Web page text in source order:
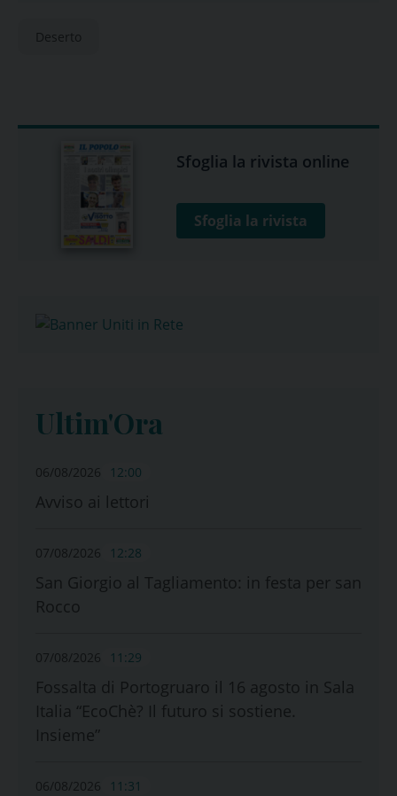
Deserto
Sfoglia la rivista online
Sfoglia la rivista
Ultim'Ora
06/08/2026 12:00
Avviso ai lettori
07/08/2026 12:28
San Giorgio al Tagliamento: in festa per san
Rocco
07/08/2026 11:29
Fossalta di Portogruaro il 16 agosto in Sala
Italia “EcoChè? Il futuro si sostiene.
Insieme”
06/08/2026 11:31